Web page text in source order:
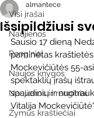
Visi įrašai
Naujienos
Renginiai
Naujos knygos
Naujienos ir renginiai
Žymūs kraštiečiai
Išsipildžiusi
almantece
Sausio 17 dieną
paminėtas
Mockevičiūtės 55-
spektaklių įrašų
spaudinių ir
Vitalija